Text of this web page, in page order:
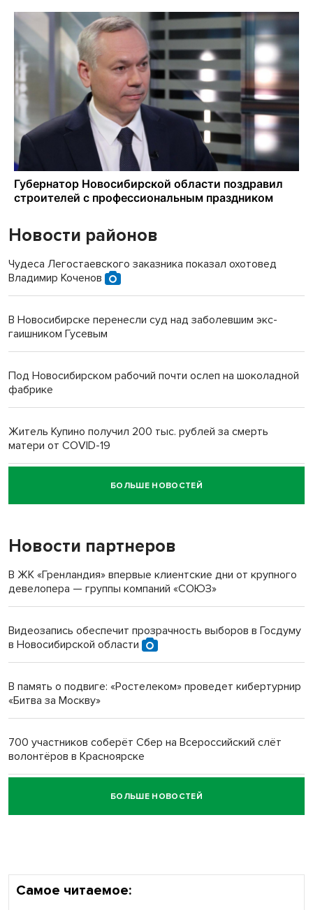
Новости районов
Чудеса Легостаевского заказника показал охотовед
Владимир Коченов
В Новосибирске перенесли суд над заболевшим экс-
гаишником Гусевым
Под Новосибирском рабочий почти ослеп на шоколадной
фабрике
Житель Купино получил 200 тыс. рублей за смерть
матери от COVID-19
Новосибирский суд наказал водителя за смерть
пенсионерки на вокзале
«Мы живём на пастбище!»: в новосибирском селе лошади
терроризируют жителей
Новосибирский преподаватель с женой вошли в топ-16
БОЛЬШЕ НОВОСТЕЙ
Новости партнеров
В ЖК «Гренландия» впервые клиентские дни от крупного
девелопера — группы компаний «СОЮЗ»
Видеозапись обеспечит прозрачность выборов в Госдуму
в Новосибирской области
В память о подвиге: «Ростелеком» проведет кибертурнир
«Битва за Москву»
700 участников соберёт Сбер на Всероссийский слёт
волонтёров в Красноярске
Честный выбор: видеонаблюдение обеспечит
объективность результатов ЕДГ в Новосибирской
БОЛЬШЕ НОВОСТЕЙ
Самое читаемое: